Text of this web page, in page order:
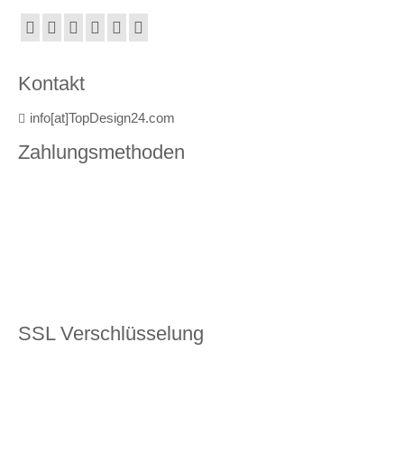
Kontakt
info[at]TopDesign24.com
Zahlungsmethoden
SSL Verschlüsselung